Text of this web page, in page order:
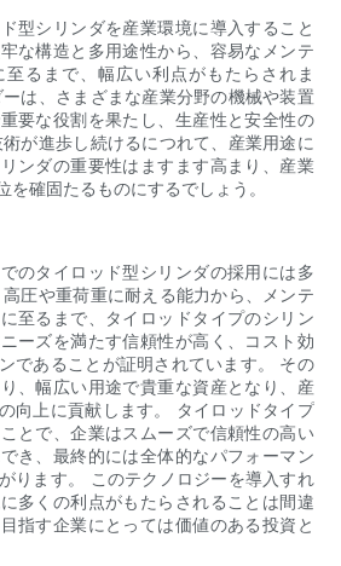
型シリンダを産業環境に導入すること
な構造と多用途性から、容易なメンテ
るまで、幅広い利点がもたらされま
は、さまざまな産業分野の機械や装置
要な役割を果たし、生産性と安全性の
が進歩し続けるにつれて、産業用途に
ンダの重要性はますます高まり、産業
を確固たるものにするでしょう。
のタイロッド型シリンダの採用には多
圧や重荷重に耐える能力から、メンテ
至るまで、タイロッドタイプのシリン
ーズを満たす信頼性が高く、コスト効
であることが証明されています。 その
、幅広い用途で貴重な資産となり、産
向上に貢献します。 タイロッドタイプ
とで、企業はスムーズで信頼性の高い
き、最終的には全体的なパフォーマン
ります。 このテクノロジーを導入すれ
多くの利点がもたらされることは間違
指す企業にとっては価値のある投資と